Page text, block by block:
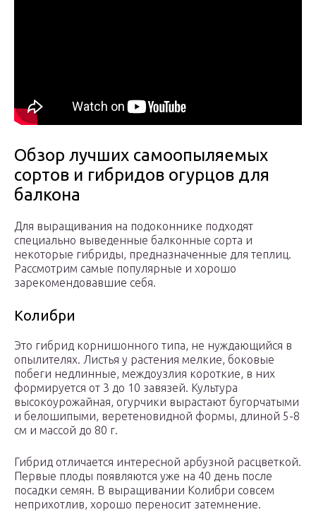
Обзор лучших самоопыляемых
сортов и гибридов огурцов для
балкона
Для выращивания на подоконнике подходят
специально выведенные балконные сорта и
некоторые гибриды, предназначенные для теплиц.
Рассмотрим самые популярные и хорошо
зарекомендовавшие себя.
Колибри
Это гибрид корнишонного типа, не нуждающийся в
опылителях. Листья у растения мелкие, боковые
побеги недлинные, междоузлия короткие, в них
формируется от 3 до 10 завязей. Культура
высокоурожайная, огурчики вырастают бугорчатыми
и белошипыми, веретеновидной формы, длиной 5-8
см и массой до 80 г.
Гибрид отличается интересной арбузной расцветкой.
Первые плоды появляются уже на 40 день после
посадки семян. В выращивании Колибри совсем
неприхотлив, хорошо переносит затемнение.